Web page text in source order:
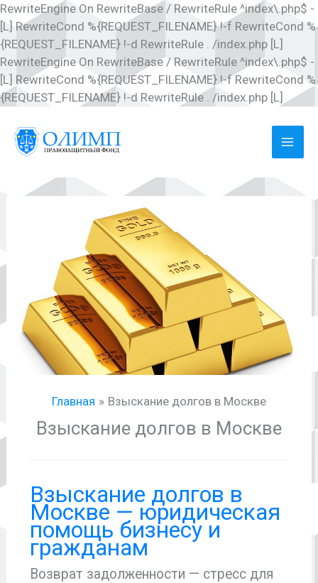
RewriteEngine On RewriteBase / RewriteRule ^index\.php$ -
[L] RewriteCond %{REQUEST_FILENAME} !-f RewriteCond %
{REQUEST_FILENAME} !-d RewriteRule . /index.php [L]
RewriteEngine On RewriteBase / RewriteRule ^index\.php$ -
[L] RewriteCond %{REQUEST_FILENAME} !-f RewriteCond %
{REQUEST_FILENAME} !-d RewriteRule . /index.php [L]
Главная Взыскание долгов в Москве
Взыскание долгов в Москве
Взыскание долгов в
Москве — юридическая
помощь бизнесу и
гражданам
Возврат задолженности — стресс для